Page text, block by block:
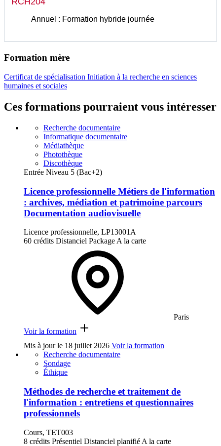
Annuel : Formation hybride journée
Formation mère
Certificat de spécialisation Initiation à la recherche en sciences
humaines et sociales
Ces formations pourraient vous intéresser
Recherche documentaire
Informatique documentaire
Médiathèque
Photothèque
Discothèque
Entrée Niveau 5 (Bac+2)
Licence professionnelle Métiers de l'information
: archives, médiation et patrimoine parcours
Documentation audiovisuelle
Licence professionnelle, LP13001A
60 crédits Distanciel Package A la carte
Paris
Voir la formation
Mis à jour le 18 juillet 2026 Voir la formation
Recherche documentaire
Sondage
Éthique
Méthodes de recherche et traitement de
l'information : entretiens et questionnaires
professionnels
Cours, TET003
8 crédits Présentiel Distanciel planifié A la carte